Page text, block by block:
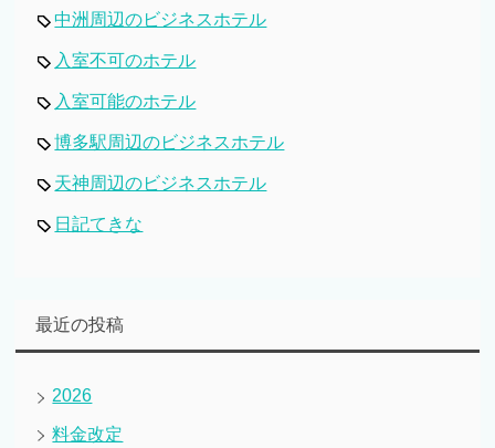
中洲周辺のビジネスホテル
入室不可のホテル
入室可能のホテル
博多駅周辺のビジネスホテル
天神周辺のビジネスホテル
日記てきな
最近の投稿
2026
料金改定